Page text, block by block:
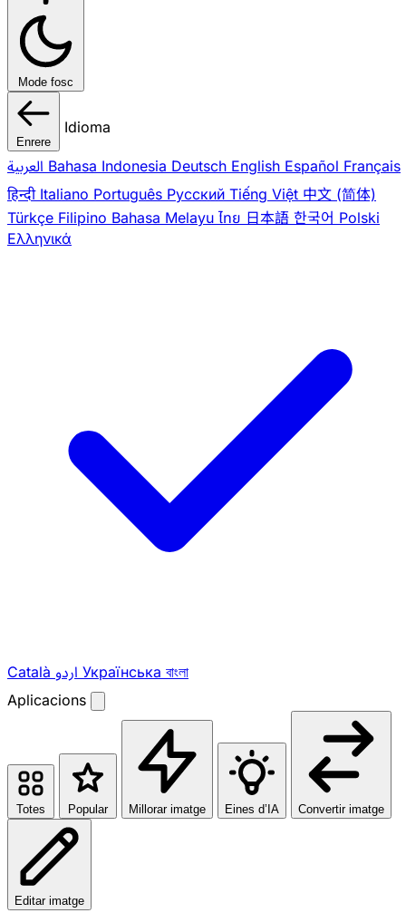
Mode fosc
Enrere
Idioma
Bahasa Indonesia Deutsch English Español Français
हिन्दी Italiano Português Pусский Tiếng Việt 中文 (简体)
Türkçe Filipino Bahasa Melayu ไทย 日本語 한국어 Polski
Ελληνικά
Català Українська বাংলা
Aplicacions
Totes Popular Millorar imatge Eines d’IA Convertir imatge
Editar imatge